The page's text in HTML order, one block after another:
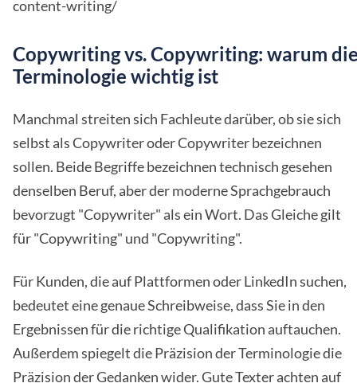
content-writing/
Copywriting vs. Copywriting: warum
Terminologie wichtig ist
Manchmal streiten sich Fachleute darüber, ob sie sich
selbst als Copywriter oder Copywriter bezeichnen
sollen. Beide Begriffe bezeichnen technisch gesehen
denselben Beruf, aber der moderne Sprachgebrauch
bevorzugt "Copywriter" als ein Wort. Das Gleiche gilt
für "Copywriting" und "Copywriting".
Für Kunden, die auf Plattformen oder LinkedIn suchen,
bedeutet eine genaue Schreibweise, dass Sie in den
Ergebnissen für die richtige Qualifikation auftauchen.
Außerdem spiegelt die Präzision der Terminologie die
Präzision der Gedanken wider. Gute Texter achten auf